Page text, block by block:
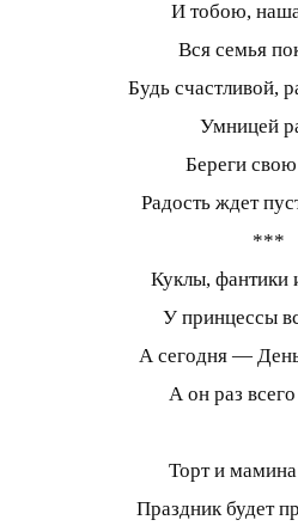
И тобою,
Вся семья
Будь счастливой,
Умницей
Береги
Радость ждет
***
Куклы,
У принцессы
А сегодня —
А он раз всего
Торт и
Праздник будет